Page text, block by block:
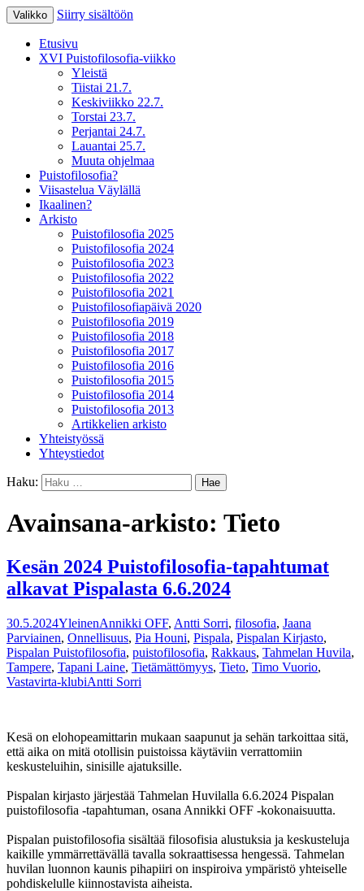
Puistofilosofia
15.-19.7.2025
Valikko Siirry sisältöön
Etusivu
XVI Puistofilosofia-viikko
Yleistä
Tiistai 21.7.
Keskiviikko 22.7.
Torstai 23.7.
Perjantai 24.7.
Lauantai 25.7.
Muuta ohjelmaa
Puistofilosofia?
Viisastelua Väylällä
Ikaalinen?
Arkisto
Puistofilosofia 2025
Puistofilosofia 2024
Puistofilosofia 2023
Puistofilosofia 2022
Puistofilosofia 2021
Puistofilosofiapäivä 2020
Puistofilosofia 2019
Puistofilosofia 2018
Puistofilosofia 2017
Puistofilosofia 2016
Puistofilosofia 2015
Puistofilosofia 2014
Puistofilosofia 2013
Artikkelien arkisto
Yhteistyössä
Yhteystiedot
Haku:
Avainsana-arkisto: Tieto
Kesän 2024 Puistofilosofia-tapahtumat
alkavat Pispalasta 6.6.2024
30.5.2024YleinenAnnikki OFF, Antti Sorri, filosofia, Jaana
Parviainen, Onnellisuus, Pia Houni, Pispala, Pispalan Kirjasto,
Pispalan Puistofilosofia, puistofilosofia, Rakkaus, Tahmelan Huvila,
Tampere, Tapani Laine, Tietämättömyys, Tieto, Timo Vuorio,
Vastavirta-klubiAntti Sorri
Kesä on elohopeamittarin mukaan saapunut ja sehän tarkoittaa sitä,
että aika on mitä otollisin puistoissa käytäviin verrattomiin
keskusteluihin, sinisille ajatuksille.
Pispalan kirjasto järjestää Tahmelan Huvilalla 6.6.2024 Pispalan
puistofilosofia -tapahtuman, osana Annikki OFF -kokonaisuutta.
Pispalan puistofilosofia sisältää filosofisia alustuksia ja keskusteluja
kaikille ymmärrettävällä tavalla sokraattisessa hengessä. Tahmelan
huvilan luonnon kaunis pihapiiri on inspiroiva ympäristö yhteiselle
pohdiskelulle kiinnostavista aiheista.